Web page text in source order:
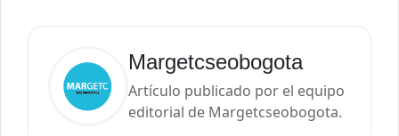
Margetcseobogota
Artículo publicado por el equipo
editorial de Margetcseobogota.